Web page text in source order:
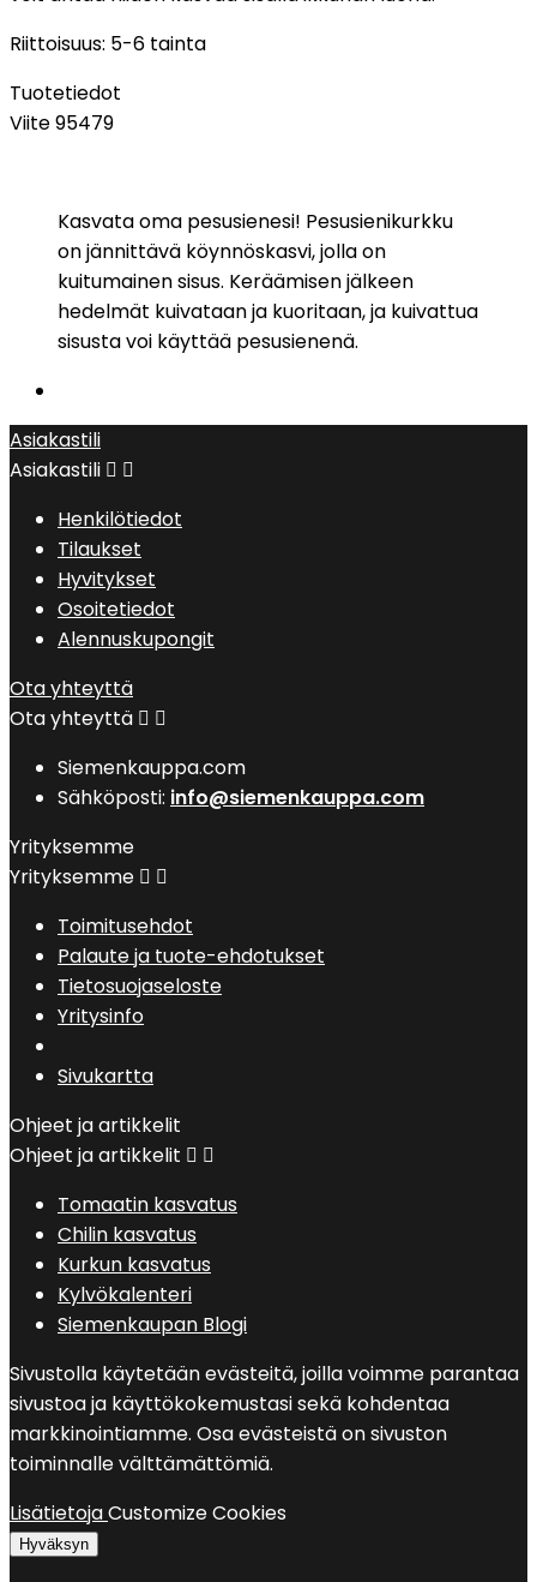
Riittoisuus: 5-6 tainta
Tuotetiedot
Viite95479
Kasvata oma pesusienesi! Pesusienikurkku
on jännittävä köynnöskasvi, jolla on
kuitumainen sisus. Keräämisen jälkeen
hedelmät kuivataan ja kuoritaan, ja kuivattua
sisusta voi käyttää pesusienenä.
Asiakastili
Asiakastili  
Henkilötiedot
Tilaukset
Hyvitykset
Osoitetiedot
Alennuskupongit
Ota yhteyttä
Ota yhteyttä  
Siemenkauppa.com
Sähköposti: info@siemenkauppa.com
Yrityksemme
Yrityksemme  
Toimitusehdot
Palaute ja tuote-ehdotukset
Tietosuojaseloste
Yritysinfo
Sivukartta
Ohjeet ja artikkelit
Ohjeet ja artikkelit  
Tomaatin kasvatus
Chilin kasvatus
Kurkun kasvatus
Kylvökalenteri
Siemenkaupan Blogi
Sivustolla käytetään evästeitä, joilla voimme parantaa
sivustoa ja käyttökokemustasi sekä kohdentaa
markkinointiamme. Osa evästeistä on sivuston
toiminnalle välttämättömiä.
LisätietojaCustomize Cookies
Hyväksyn